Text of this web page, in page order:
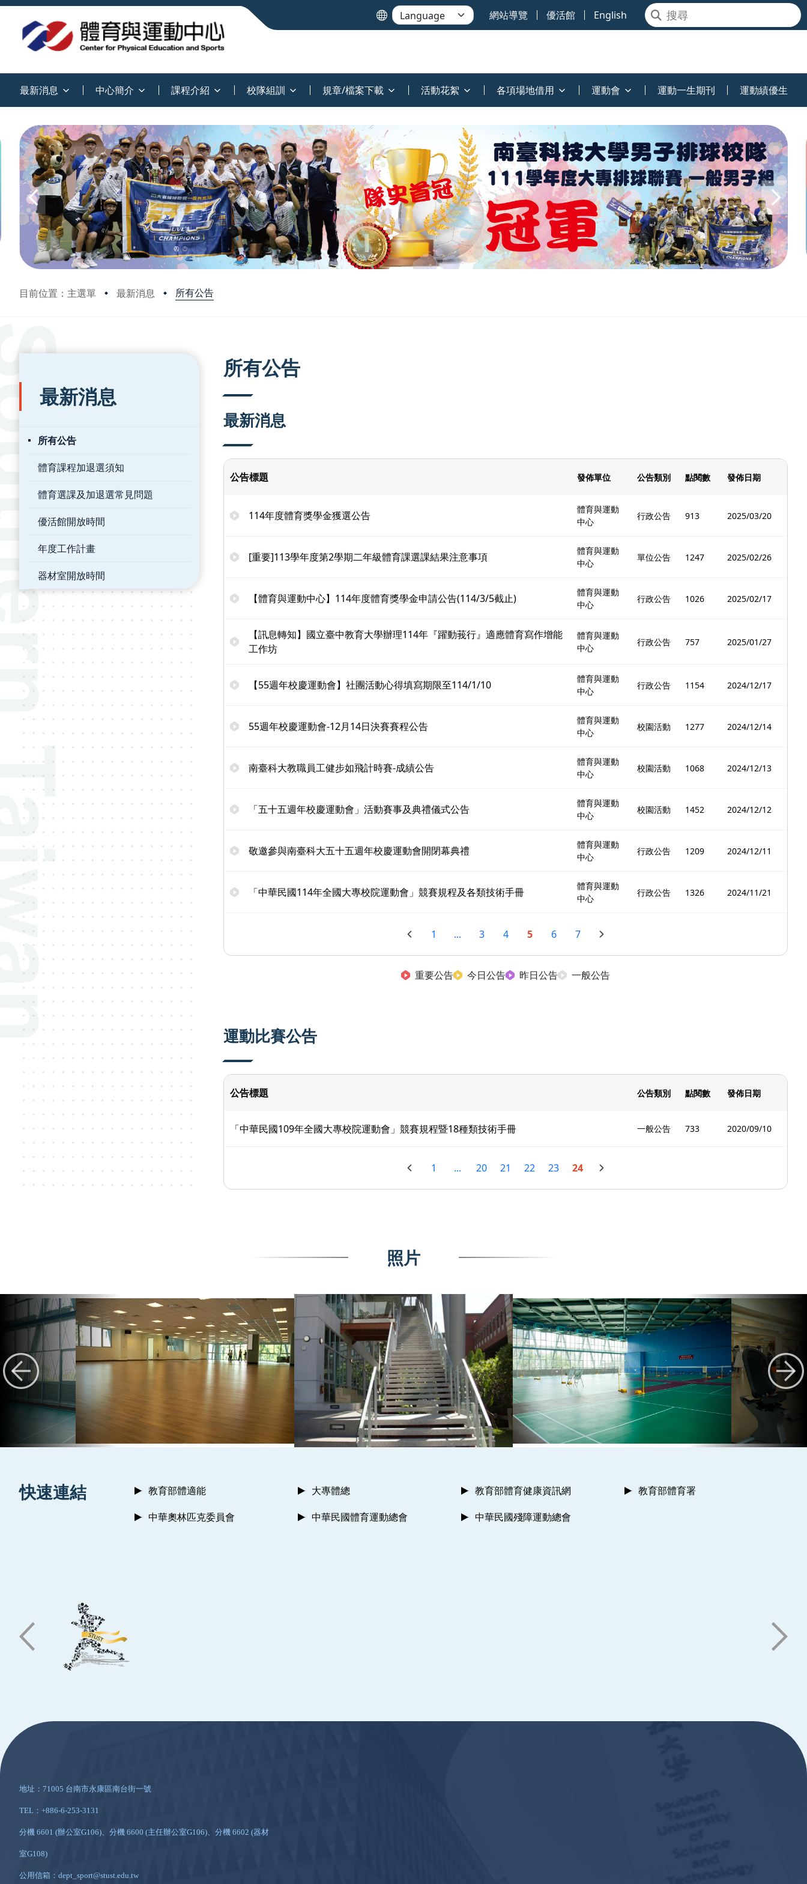
網站導覽 優活館 English
最新消息 中心簡介 課程介紹 校隊組訓 規章/檔案下載 活動花絮 各項場地借用 運動會 運動一生期刊 運動績優生
目前位置：主選單 最新消息 所有公告
:::
最新消息
所有公告
體育課程加退選須知
體育選課及加退選常見問題
優活館開放時間
年度工作計畫
器材室開放時間
所有公告
最新消息
公告標題 發佈單位 公告類別 點閱數 發佈日期
114年度體育獎學金獲選公告
體育與運動
中心
行政公告 913 2025/03/20
[重要]113學年度第2學期二年級體育課選課結果注意事項
體育與運動
中心
單位公告 1247 2025/02/26
【體育與運動中心】114年度體育獎學金申請公告(114/3/5截止)
體育與運動
中心
行政公告 1026 2025/02/17
【訊息轉知】國立臺中教育大學辦理114年『躍動莪行』適應體育寫作增能
工作坊
體育與運動
中心
行政公告 757 2025/01/27
【55週年校慶運動會】社團活動心得填寫期限至114/1/10
體育與運動
中心
行政公告 1154 2024/12/17
55週年校慶運動會-12月14日決賽賽程公告
體育與運動
中心
校園活動 1277 2024/12/14
南臺科大教職員工健步如飛計時賽-成績公告
體育與運動
中心
校園活動 1068 2024/12/13
「五十五週年校慶運動會」活動賽事及典禮儀式公告
體育與運動
中心
校園活動 1452 2024/12/12
敬邀參與南臺科大五十五週年校慶運動會開閉幕典禮
體育與運動
中心
行政公告 1209 2024/12/11
「中華民國114年全國大專校院運動會」競賽規程及各類技術手冊
體育與運動
中心
行政公告 1326 2024/11/21
1 ... 3 4 5 6 7
重要公告 今日公告 昨日公告 一般公告
運動比賽公告
公告標題 公告類別 點閱數 發佈日期
「中華民國109年全國大專校院運動會」競賽規程暨18種類技術手冊 一般公告 733 2020/09/10
1 ... 20 21 22 23 24
照片
快速連結 教育部體適能 大專體總 教育部體育健康資訊網
教育部體育署
中華奧林匹克委員會
中華民國體育運動總會 中華民國殘障運動總會
地址：71005 台南市永康區南台街一號
TEL：+886-6-253-3131
分機 6601 (辦公室G106)、分機 6600 (主任辦公室G106)、分機 6602 (器材
室G108)
公用信箱：dept_sport@stust.edu.tw